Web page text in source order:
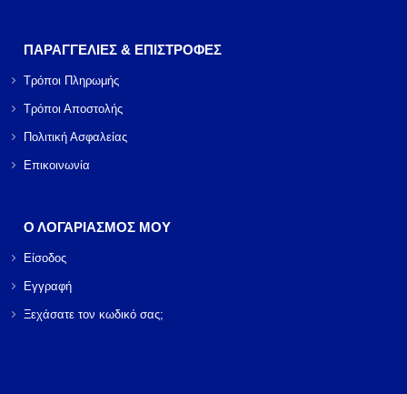
ΠΑΡΑΓΓΕΛΙΕΣ & ΕΠΙΣΤΡΟΦΕΣ
Τρόποι Πληρωμής
Τρόποι Αποστολής
Πολιτική Ασφαλείας
Επικοινωνία
Ο ΛΟΓΑΡΙΑΣΜΟΣ ΜΟΥ
Είσοδος
Εγγραφή
Ξεχάσατε τον κωδικό σας;